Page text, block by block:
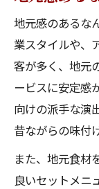
地元感のあるな
業スタイルや、
客が多く、地元
ービスに安定感
向けの派手な演
昔ながらの味付
また、地元食材
良いセットメニ